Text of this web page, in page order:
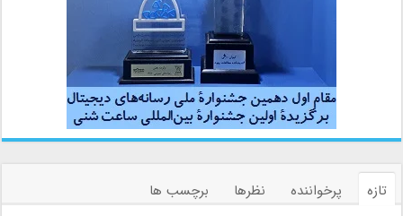
تازه پرخواننده نظرها
برچسب ها